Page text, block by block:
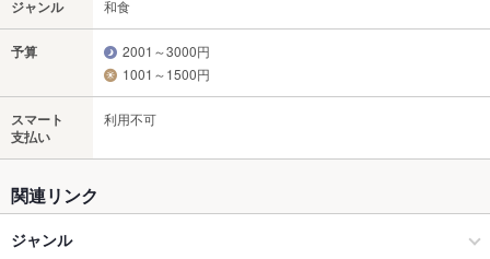
ジャンル 和食
予算
2001～3000円
1001～1500円
スマート
支払い
利用不可
関連リンク
ジャンル